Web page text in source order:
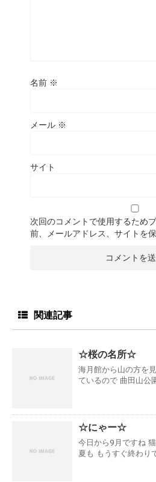
名前 ※
メール ※
サイト
次回のコメントで使用するため
前、メールアドレス、サイトを保
関連記事
☆桜の名所☆
海月館から山の方を
ているので 曲田山公
☆にゃー☆
今日から9月ですね
夏も もうすぐ終わり